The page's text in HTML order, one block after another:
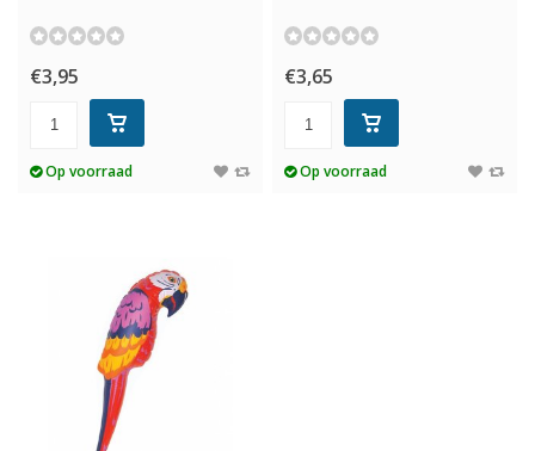
€3,95
Op voorraad
€3,65
Op voorraad